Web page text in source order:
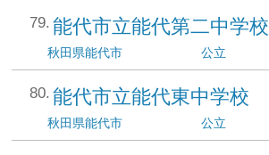
能代市立能代第二中学校
秋田県能代市 公立
能代市立能代東中学校
秋田県能代市 公立